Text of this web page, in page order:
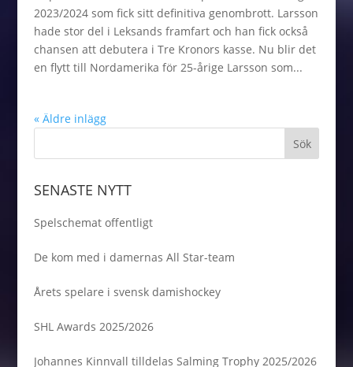
2023/2024 som fick sitt definitiva genombrott. Larsson
hade stor del i Leksands framfart och han fick också
chansen att debutera i Tre Kronors kasse. Nu blir det
en flytt till Nordamerika för 25-årige Larsson som...
« Äldre inlägg
SENASTE NYTT
Spelschemat offentligt
De kom med i damernas All Star-team
Årets spelare i svensk damishockey
SHL Awards 2025/2026
Johannes Kinnvall tilldelas Salming Trophy 2025/2026